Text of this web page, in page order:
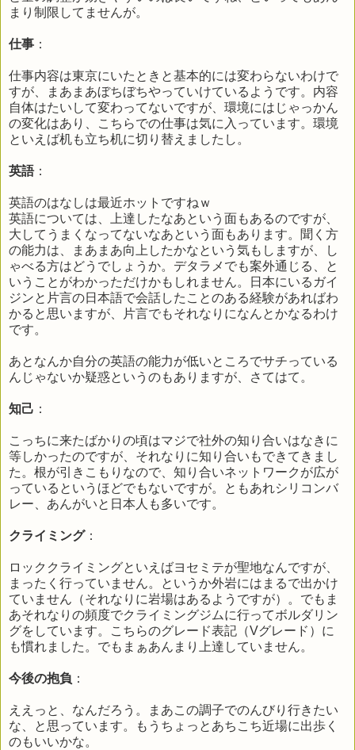
まり制限してませんが。
仕事 ：
仕事内容は東京にいたときと基本的には変わらないわけで
すが、まあまあぼちぼちやっていけているようです。内容
自体はたいして変わってないですが、環境にはじゃっかん
の変化はあり、こちらでの仕事は気に入っています。環境
といえば机も立ち机に切り替えましたし。
英語：
英語のはなしは最近ホットですねｗ
英語については、上達したなあという面もあるのですが、
大してうまくなってないなあという面もあります。聞く方
の能力は、まあまあ向上したかなという気もしますが、し
ゃべる方はどうでしょうか。デタラメでも案外通じる、と
いうことがわかっただけかもしれません。日本にいるガイ
ジンと片言の日本語で会話したことのある経験があればわ
かると思いますが、片言でもそれなりになんとかなるわけ
です。
あとなんか自分の英語の能力が低いところでサチっている
んじゃないか疑惑というのもありますが、さてはて。
知己 ：
こっちに来たばかりの頃はマジで社外の知り合いはなきに
等しかったのですが、それなりに知り合いもできてきまし
た。根が引きこもりなので、知り合いネットワークが広が
っているというほどでもないですが。ともあれシリコンバ
レー、あんがいと日本人も多いです。
クライミング：
ロッククライミングといえばヨセミテが聖地なんですが、
まったく行っていません。というか外岩にはまるで出かけ
ていません（それなりに岩場はあるようですが）。でもま
あそれなりの頻度でクライミングジムに行ってボルダリン
グをしています。こちらのグレード表記（Vグレード）に
も慣れました。でもまぁあんまり上達していません。
今後の抱負 ：
ええっと、なんだろう。まあこの調子でのんびり行きたい
な、と思っています。もうちょっとあちこち近場に出歩く
のもいいかな。